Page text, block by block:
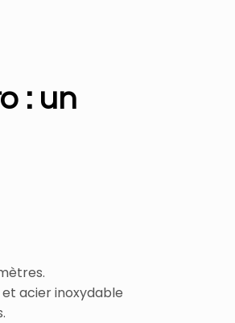
: un
acier inoxydable